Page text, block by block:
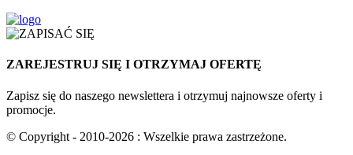
ZAREJESTRUJ SIĘ I OTRZYMAJ OFERTĘ
Zapisz się do naszego newslettera i otrzymuj najnowsze oferty i
promocje.
© Copyright - 2010-2026 : Wszelkie prawa zastrzeżone.